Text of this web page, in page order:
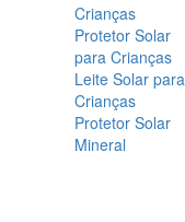
Crianças
Protetor Solar
para Crianças
Leite Solar para
Crianças
Protetor Solar
Mineral